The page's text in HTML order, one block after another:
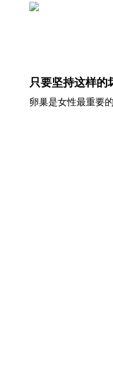
只要坚持这样的
卵巢是女性最重要